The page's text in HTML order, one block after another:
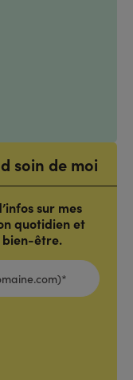
soin de moi
sur mes
quotidien et
bien-être.